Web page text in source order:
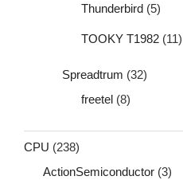
Thunderbird (5)
TOOKY T1982 (11)
Spreadtrum (32)
freetel (8)
CPU (238)
ActionSemiconductor (3)